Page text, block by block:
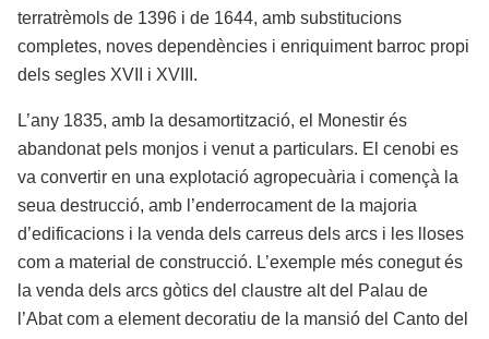
terratrèmols de 1396 i de 1644, amb substitucions
completes, noves dependències i enriquiment barroc propi
dels segles XVII i XVIII.
L’any 1835, amb la desamortització, el Monestir és
abandonat pels monjos i venut a particulars. El cenobi es
va convertir en una explotació agropecuària i començà la
seua destrucció, amb l’enderrocament de la majoria
d’edificacions i la venda dels carreus dels arcs i les lloses
com a material de construcció. L’exemple més conegut és
la venda dels arcs gòtics del claustre alt del Palau de
l’Abat com a element decoratiu de la mansió del Canto del